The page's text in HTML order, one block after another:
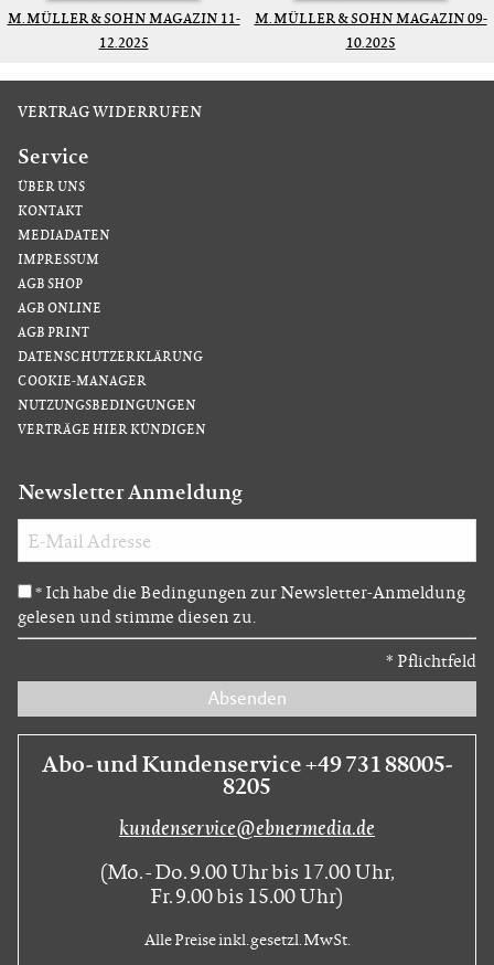
M. MÜLLER & SOHN MAGAZIN 11-
12.2025
M. MÜLLER & SOHN MAGAZIN 09-
10.2025
VERTRAG WIDERRUFEN
Service
ÜBER UNS
KONTAKT
MEDIADATEN
IMPRESSUM
AGB SHOP
AGB ONLINE
AGB PRINT
DATENSCHUTZERKLÄRUNG
COOKIE-MANAGER
NUTZUNGSBEDINGUNGEN
VERTRÄGE HIER KÜNDIGEN
Newsletter Anmeldung
* Ich habe die Bedingungen zur Newsletter-Anmeldung
gelesen und stimme diesen zu.
* Pflichtfeld
Absenden
Abo- und Kundenservice +49 731 88005-
8205
kundenservice@ebnermedia.de
(Mo. - Do. 9.00 Uhr bis 17.00 Uhr,
Fr. 9.00 bis 15.00 Uhr)
Alle Preise inkl. gesetzl. MwSt.